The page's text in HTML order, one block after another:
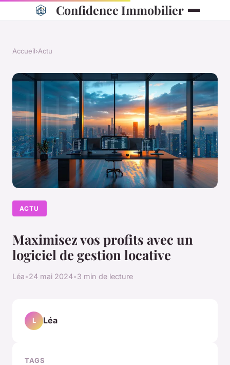
Confidence Immobilier
Accueil›Actu
ACTU
Maximisez vos profits avec un
logiciel de gestion locative
Léa•24 mai 2024•3 min de lecture
L Léa
TAGS